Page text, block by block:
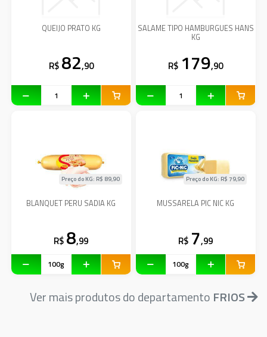
QUEIJO PRATO KG
R$ 82,90
SALAME TIPO HAMBURGUES HANS
KG
R$ 179,90
BLANQUET PERU SADIA KG
Preço do KG: R$ 89,90
R$ 8,99
MUSSARELA PIC NIC KG
Preço do KG: R$ 79,90
R$ 7,99
Ver mais produtos do departamento FRIOS